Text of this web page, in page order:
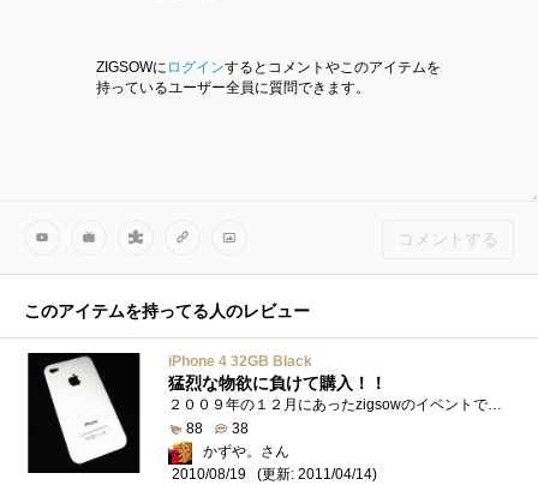
ZIGSOWに ログインするとコメントやこのアイテムを
持っているユーザー全員に質問できます。
コメントする
このアイテムを持ってる人のレビュー
iPhone 4 32GB Black
猛烈な物欲に負けて購入！！
２００９年の１２月にあったzigsowのイベントで、お披露目されたiphone3Gのドライカーボンケースからスマートフォンに興味がわき、この前購入した...
88
38
かずや。さん
2010/08/19
(更新: 2011/04/14)